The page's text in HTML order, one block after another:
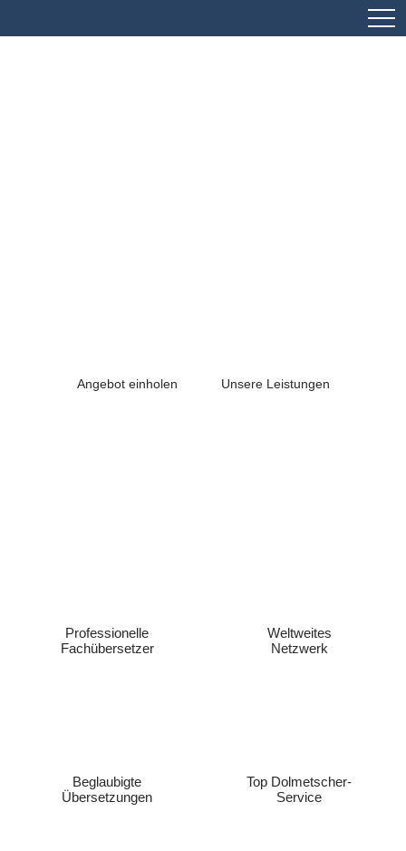
Angebot einholen Unsere Leistungen
Professionelle
Fachübersetzer
Weltweites
Netzwerk
Beglaubigte
Übersetzungen
Top Dolmetscher-
Service